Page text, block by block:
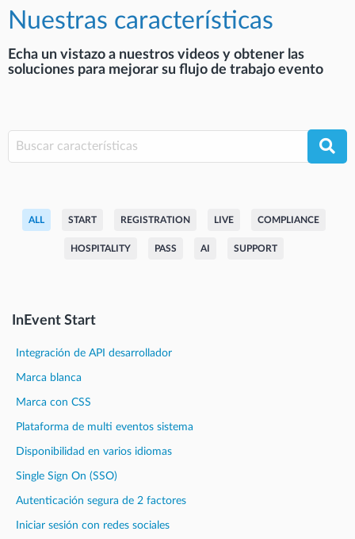
Nuestras características
Echa un vistazo a nuestros videos y obtener las
soluciones para mejorar su flujo de trabajo evento
ALL START REGISTRATION LIVE COMPLIANCE
HOSPITALITY PASS AI SUPPORT
InEvent Start
Integración de API desarrollador
Marca blanca
Marca con CSS
Plataforma de multi eventos sistema
Disponibilidad en varios idiomas
Single Sign On (SSO)
Autenticación segura de 2 factores
Iniciar sesión con redes sociales